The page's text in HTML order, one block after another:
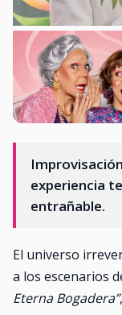
experiencia
entrañable.
El universo
a los escenarios
Eterna Bogadera”